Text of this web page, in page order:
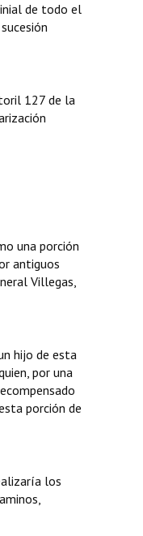
de todo el
127 de la
una porción
antiguos
Villegas,
hijo de esta
por una
porción de
los